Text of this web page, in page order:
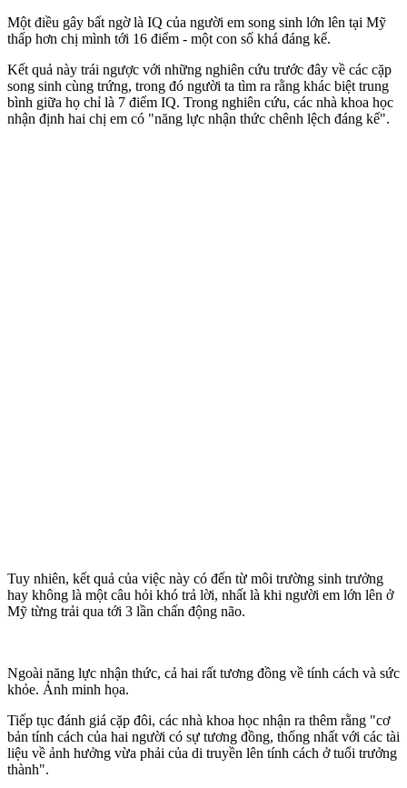
Một điều gây bất ngờ là IQ của người em song sinh lớn lên tại Mỹ
thấp hơn chị mình tới 16 điểm - một con số khá đáng kể.
Kết quả này trái ngược với những nghiên cứu trước đây về các cặp
song sinh cùng trứng, trong đó người ta tìm ra rằng khác biệt trung
bình giữa họ chỉ là 7 điểm IQ. Trong nghiên cứu, các nhà khoa học
nhận định hai chị em có "năng lực nhận thức chênh lệch đáng kể".
Tuy nhiên, kết quả của việc này có đến từ môi trường sinh trưởng
hay không là một câu hỏi khó trả lời, nhất là khi người em lớn lên ở
Mỹ từng trải qua tới 3 lần chấn động não.
Ngoài năng lực nhận thức, cả hai rất tương đồng về tính cách và sức
khỏe. Ảnh minh họa.
Tiếp tục đánh giá cặp đôi, các nhà khoa học nhận ra thêm rằng "cơ
bản tính cách của hai người có sự tương đồng, thống nhất với các tài
liệu về ảnh hưởng vừa phải của di truyền lên tính cách ở tuổi trưởng
thành".